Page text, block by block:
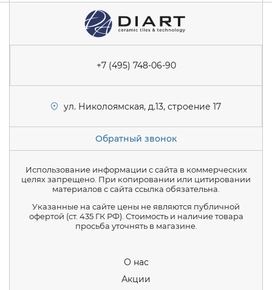
+7 (495) 748-06-90
ул. Николоямская, д.13, строение 17
Обратный звонок
Использование информации с сайта в коммерческих
целях запрещено. При копировании или цитировании
материалов с сайта ссылка обязательна.
Указанные на сайте цены не являются публичной
офертой (ст. 435 ГК РФ). Стоимость и наличие товара
просьба уточнять в магазине.
О нас
Акции